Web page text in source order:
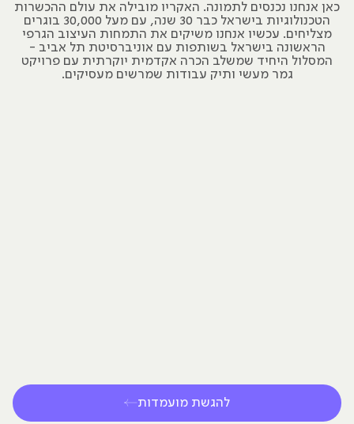
להגשת מועמדות
כאן אנחנו נכנסים לתמונה. האקריו מובילה את עולם ההכשרות
הטכנולוגיות בישראל כבר 30 שנה, עם מעל 30,000 בוגרים
מצליחים. עכשיו אנחנו משיקים את התמחות העיצוב הגרפי
הראשונה בישראל בשותפות עם אוניברסיטת תל אביב -
המסלול היחיד שמשלב הכרה אקדמית יוקרתית עם פרויקט
גמר מעשי ותיק עבודות שמרשים מעסיקים.